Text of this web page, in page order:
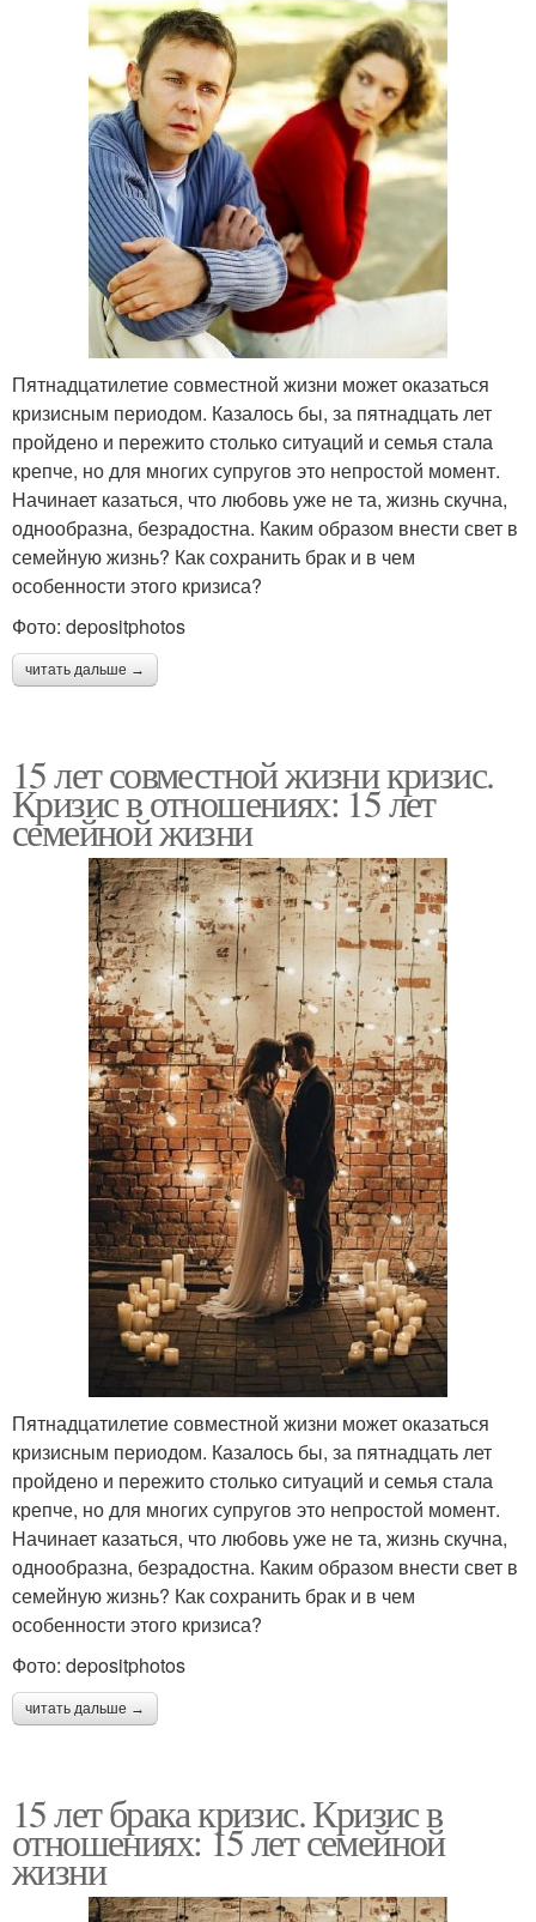
Пятнадцатилетие совместной жизни может оказаться
кризисным периодом. Казалось бы, за пятнадцать лет
пройдено и пережито столько ситуаций и семья стала
крепче, но для многих супругов это непростой момент.
Начинает казаться, что любовь уже не та, жизнь скучна,
однообразна, безрадостна. Каким образом внести свет в
семейную жизнь? Как сохранить брак и в чем
особенности этого кризиса?
Фото: depositphotos
читать дальше →
15 лет совместной жизни кризис.
Кризис в отношениях: 15 лет
семейной жизни
Пятнадцатилетие совместной жизни может оказаться
кризисным периодом. Казалось бы, за пятнадцать лет
пройдено и пережито столько ситуаций и семья стала
крепче, но для многих супругов это непростой момент.
Начинает казаться, что любовь уже не та, жизнь скучна,
однообразна, безрадостна. Каким образом внести свет в
семейную жизнь? Как сохранить брак и в чем
особенности этого кризиса?
Фото: depositphotos
читать дальше →
15 лет брака кризис. Кризис в
отношениях: 15 лет семейной
жизни